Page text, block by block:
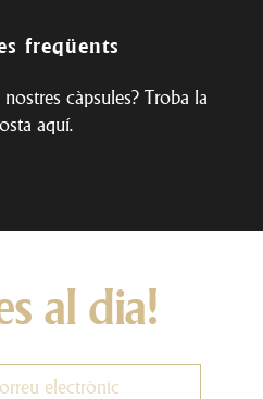
freqüents
càpsules? Troba la
aquí.
al dia!